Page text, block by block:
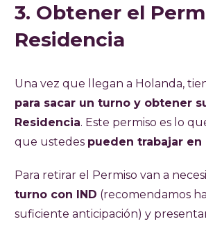
3. Obtener el
Residencia
Una vez que llegan a Holanda,
para sacar un turno y obtener
Residencia. Este permiso es lo
que ustedes pueden trabajar en
Para retirar el Permiso van a
turno con IND (recomendamos
suficiente anticipación) y